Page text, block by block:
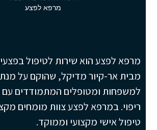
מרפא לפצע
מרפא לפצע הוא שירות לטיפול
מבית אר-קיור מדיקל, שהוקם על
למשפחות ומטופלים המתמודדים עם
ריפוי. במרפא לפצע צוות מומחים
טיפול אישי מקצועי וממוקד.